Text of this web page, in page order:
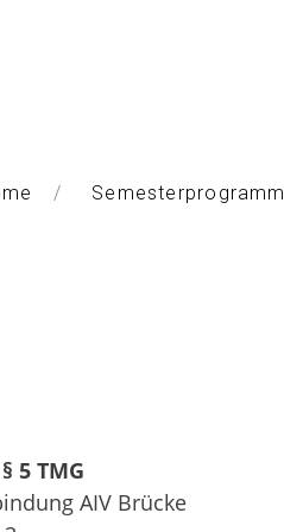
Semesterprogramm
5 TMG
AIV Brücke